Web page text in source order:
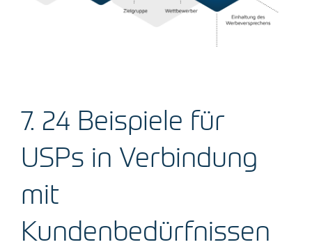
7. 24 Beispiele für
USPs in Verbindung
mit
Kundenbedürfnissen